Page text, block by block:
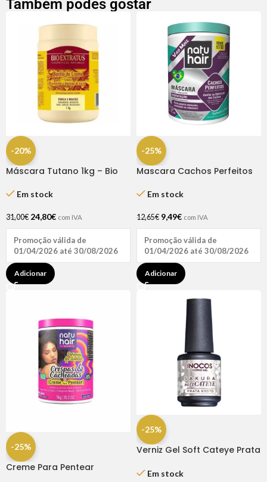
Também podes gostar
-20%
Máscara Tutano 1kg – Bio
Em stock
31,00€ 24,80€ com IVA
Promoção válida de
01/04/2026 até 30/08/2026
Adicionar
-25%
Mascara Cachos Perfeitos
Em stock
12,65€ 9,49€ com IVA
Promoção válida de
01/04/2026 até 30/08/2026
Adicionar
-25%
Creme Para Pentear
-25%
Verniz Gel Soft Cateye Prata
Em stock